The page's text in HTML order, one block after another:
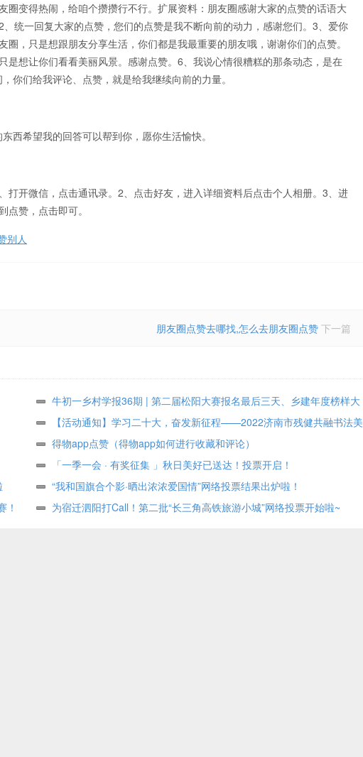
变得热闹，给咱个攒攒行不行。扩展资料：朋友圈感谢大家的点赞的话语大
统一回复大家的点赞，您们的点赞是我不断向前的动力，感谢您们。3、爱你
，只是想跟朋友分享生活，你们都是我最重要的朋友哦，谢谢你们的点赞。
想让你们看看美丽风景。感谢点赞。6、我说心情很糟糕的那条动态，是在
你们给我评论、点赞，就是给我继续向前的力量。
西希望我的回答可以帮到你，愿你生活愉快。
开微信，点击通讯录。2、点击好友，进入详细资料后点击个人相册。3、进
赞，点击即可。
别人
朋友圈点赞去哪找,怎么去朋友圈点赞 下一篇
牛初一乡村学报36期 | 第二届松阳大赛报名最后三天、乡建年度榜样大
众投票进行中
【活动通知】学习二十大，奋发新征程——2022济南市残健共融书法美
术作品展投票评选
得物app点赞（得物app如何进行收藏和评论）
「一季一会 · 有奖征集 」秋日美好已送达！投票开启！
“我和国旗合个影·晒出浓浓爱国情”网络投票结果出炉啦！
！
为宿迁泗阳打Call！第二批“长三角高铁旅游小城”网络投票开始啦~